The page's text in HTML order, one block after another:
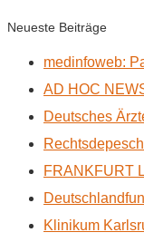
Neueste Beiträge
medinfoweb:
AD HOC
Deutsches
FRANKFURT
Klinikum